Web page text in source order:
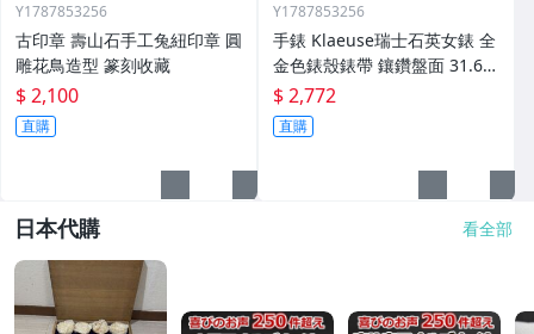
Y1787853256
古印章 壽山石手工兔紐印章 圓
雕花鳥造型 篆刻收藏
$ 2,100
直購
Y1787853256
手錶 Klaeuse瑞士石英女錶 全
金色錶殼錶帶 鑲鑽盤面 31.6m
m
$ 2,772
直購
日本代購 看全部